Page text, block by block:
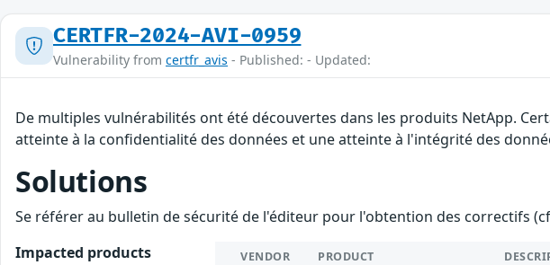
CERTFR-2024-AVI-0959
Vulnerability from certfr_avis - Published: - Updated:
De multiples vulnérabilités ont été découvertes dans les produits NetApp.
atteinte à la confidentialité des données et une atteinte à l'intégrité des
Solutions
Se référer au bulletin de sécurité de l'éditeur pour l'obtention des correctifs
Impacted products
VENDOR PRODUCT